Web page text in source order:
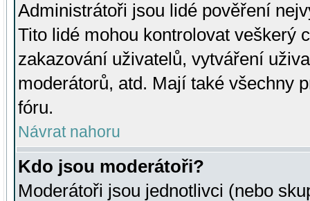
Administrátoři jsou lidé pověření
Tito lidé mohou kontrolovat veškerý
zakazování uživatelů, vytváření
moderátorů, atd. Mají také všechny
fóru.
Návrat nahoru
Kdo jsou moderátoři?
Moderátoři jsou jednotlivci (nebo